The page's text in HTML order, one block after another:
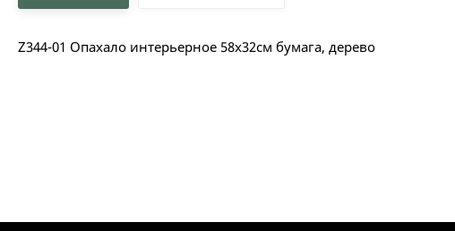
Z344-01 Опахало интерьерное 58х32см бумага, дерево